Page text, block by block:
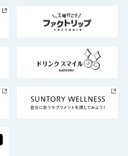
阪テナビリティ経営